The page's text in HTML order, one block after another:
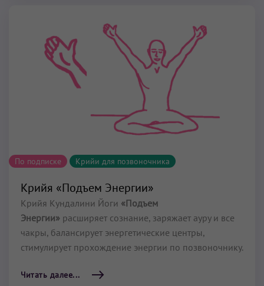
По подписке Крийи для позвоночника
Крийя «Подъем Энергии»
Крийя Кундалини Йоги «Подъем
Энергии» расширяет сознание, заряжает ауру и все
чакры, балансирует энергетические центры,
стимулирует прохождение энергии по позвоночнику.
Читать далее...